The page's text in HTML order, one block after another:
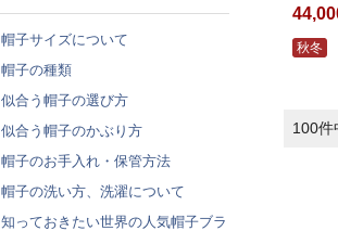
秋冬
100件
帽子サイズについて
帽子の種類
似合う帽子の選び方
似合う帽子のかぶり方
帽子のお手入れ・保管方法
帽子の洗い方、洗濯について
知っておきたい世界の人気帽子ブラ